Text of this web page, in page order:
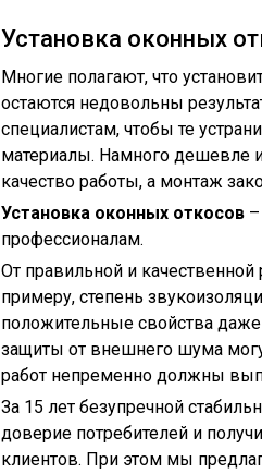
Установка оконных
Многие полагают, что
остаются недовольны
специалистам, чтобы те
материалы. Намного дешевле
качество работы, а монтаж
Установка оконных откосов
профессионалам.
От правильной и качественной
примеру, степень
положительные свойства
защиты от внешнего шума
работ непременно должны
За 15 лет безупречной
доверие потребителей и
клиентов. При этом мы